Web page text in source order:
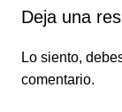
Deja una
Lo siento,
comentario.